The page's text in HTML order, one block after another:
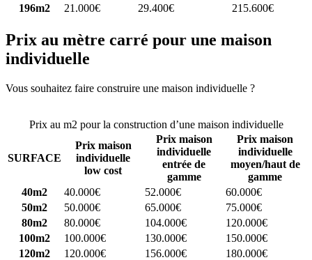
196m2
21.000€ 29.400€ 215.600€
Prix au mètre carré pour une maison
individuelle
Vous souhaitez faire construire une maison individuelle ?
Prix au m2 pour la construction d’une maison individuelle
SURFACE
Prix maison
individuelle
low cost
Prix maison
individuelle
entrée de
gamme
Prix maison
individuelle
moyen/haut de
gamme
40m2
40.000€ 52.000€
60.000€
50m2
50.000€ 65.000€
75.000€
80m2
80.000€ 104.000€
120.000€
100m2
100.000€ 130.000€
150.000€
120m2
120.000€ 156.000€
180.000€